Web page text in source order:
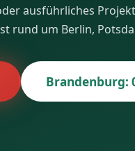
ausführliches
rund um Berlin,
Brandenburg: